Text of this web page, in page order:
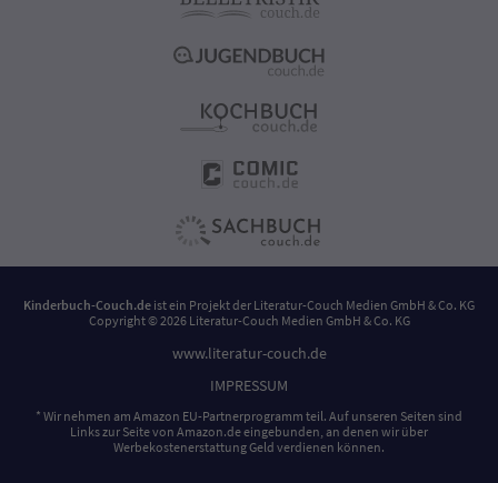
Kinderbuch-Couch.de ist ein Projekt der Literatur-Couch Medien GmbH & Co. KG
Copyright © 2026 Literatur-Couch Medien GmbH & Co. KG
www.literatur-couch.de
IMPRESSUM
* Wir nehmen am Amazon EU-Partnerprogramm teil. Auf unseren Seiten sind
Links zur Seite von Amazon.de eingebunden, an denen wir über
Werbekostenerstattung Geld verdienen können.